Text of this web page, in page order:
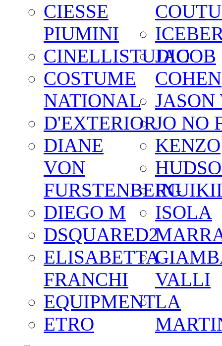
CIESSE
PIUMINI
CINELLISTUDIO
COSTUME
NATIONAL
D'EXTERIOR
DIANE
VON
FURSTENBERG
DIEGO M
DSQUARED2
ELISABETTA
FRANCHI
EQUIPMENT
ETRO
JACOB
COHEN
JASON
JO NO
KENZO
INUIKII
ISOLA
VALLI
LA